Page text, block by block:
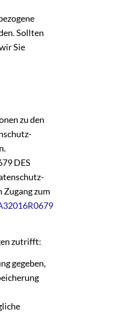
Sollten
Sie
zu den
DES
Zugang zum
zutrifft:
gegeben,